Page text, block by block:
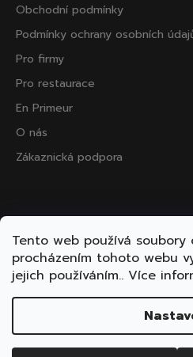
Tento web používá soubory
procházením tohoto webu
jejich používáním.. Více
Obchodní podmínky
Podmínky ochrany osobních
Pro firmy
Pro restaurace
En Primeur
O nás
Zákaznická podpora
Přijímáme online platby
Copyright 2026ooo.wine.